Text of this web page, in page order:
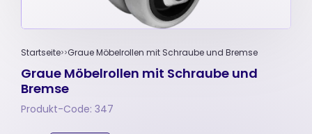
Startseite Graue Möbelrollen mit Schraube und Bremse
Graue Möbelrollen mit Schraube und
Bremse
Produkt-Code: 347